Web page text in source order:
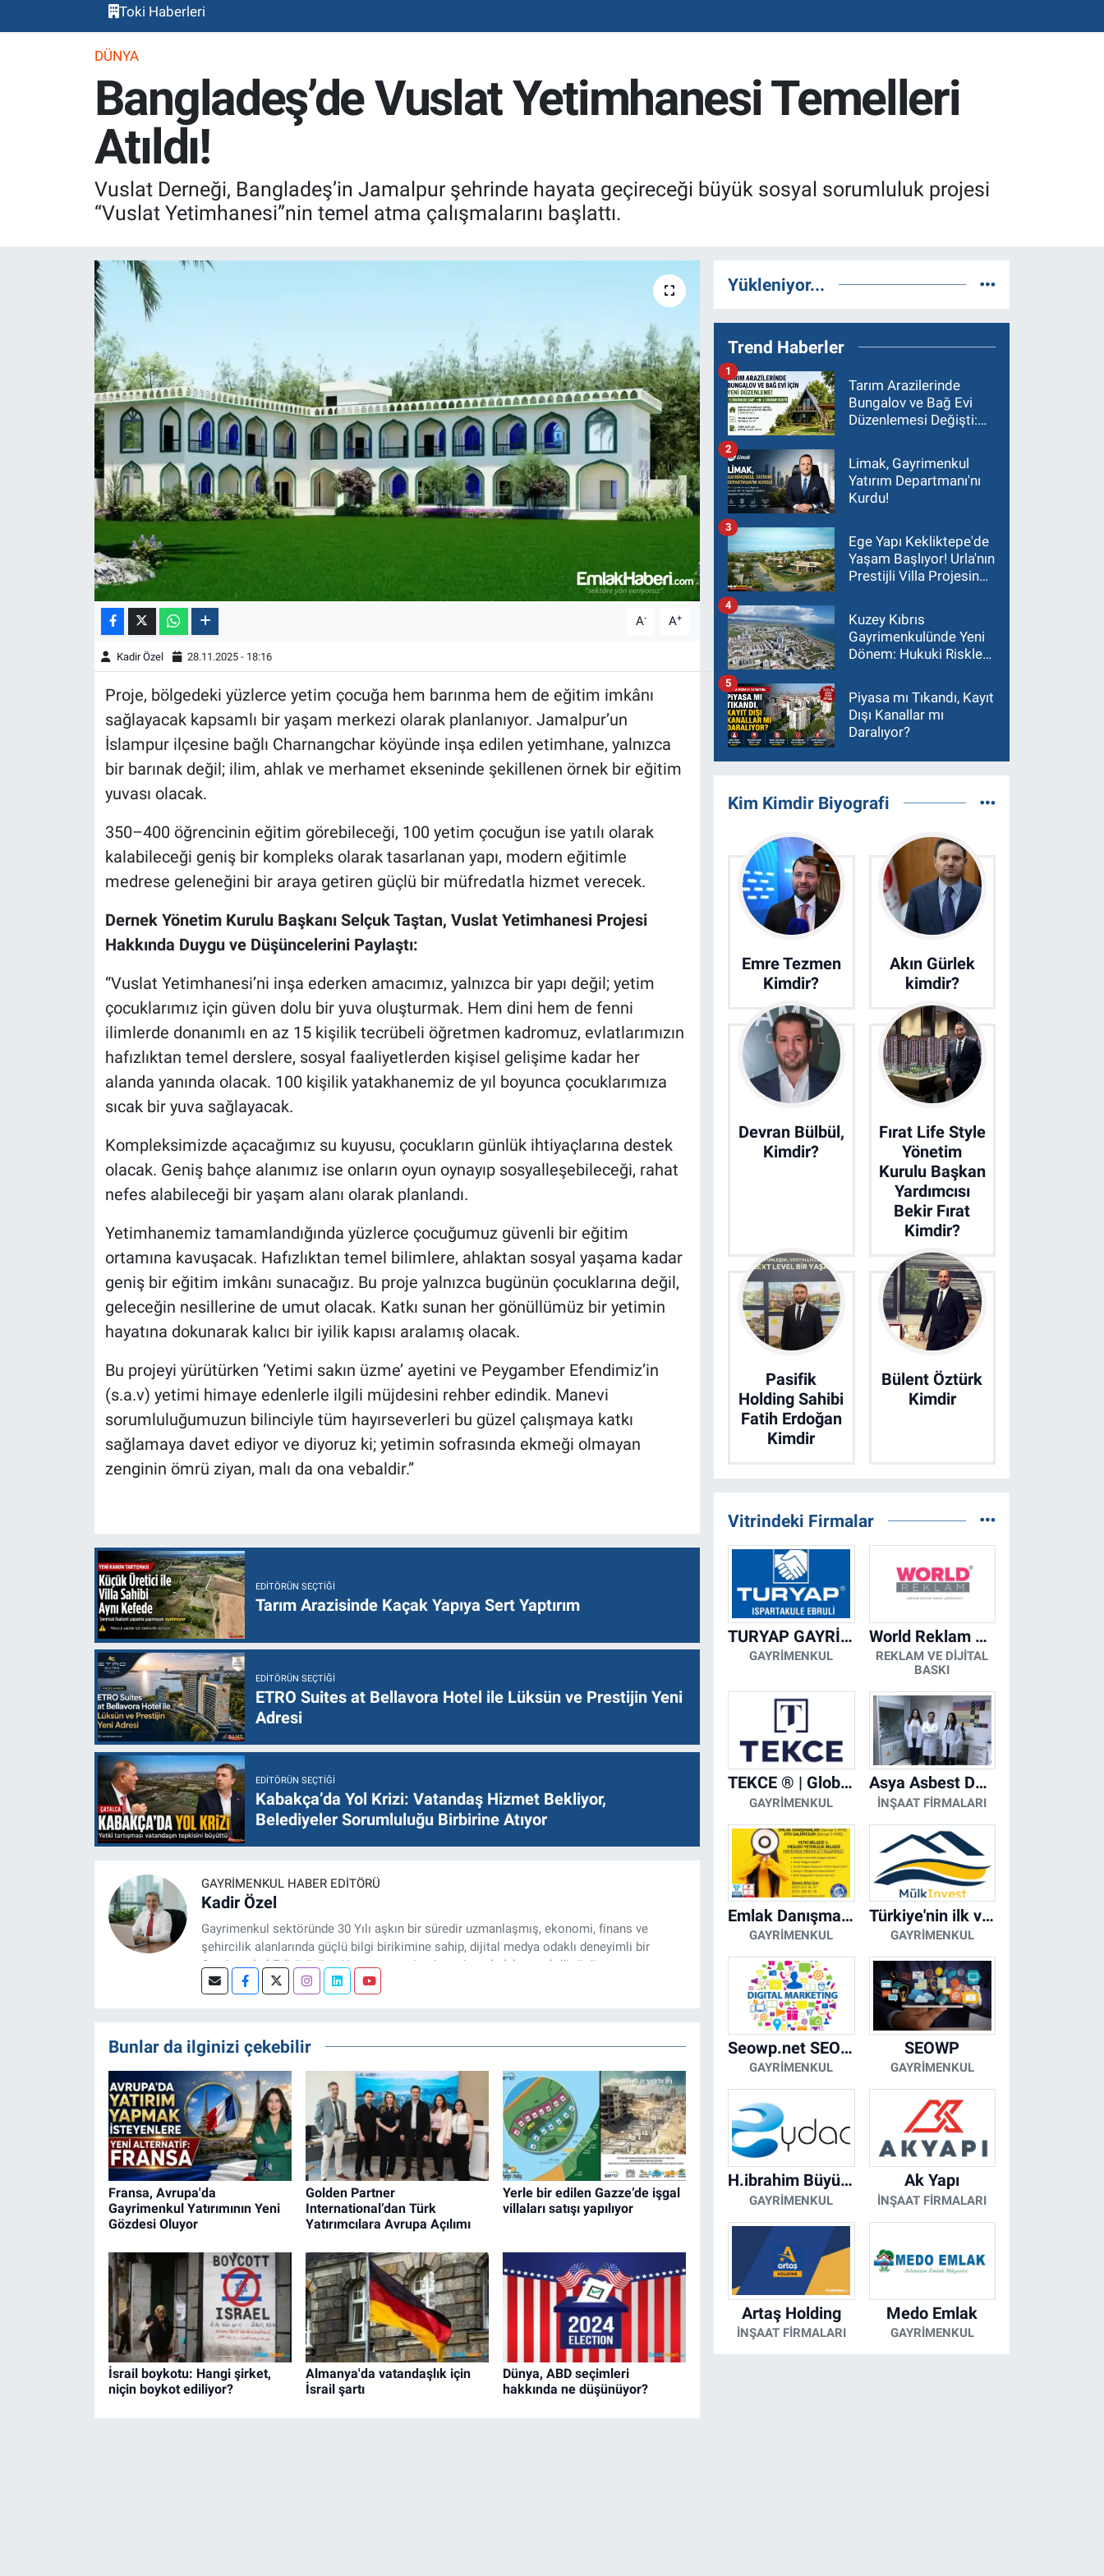
Toki Haberleri
DÜNYA
Bangladeş’de Vuslat Yetimhanesi Temelleri
Atıldı!
Vuslat Derneği, Bangladeş’in Jamalpur şehrinde hayata geçireceği büyük sosyal sorumluluk projesi
“Vuslat Yetimhanesi”nin temel atma çalışmalarını başlattı.
A- A+
Kadir Özel 28.11.2025 - 18:16
Proje, bölgedeki yüzlerce yetim çocuğa hem barınma hem de eğitim imkânı
sağlayacak kapsamlı bir yaşam merkezi olarak planlanıyor. Jamalpur’un
İslampur ilçesine bağlı Charnangchar köyünde inşa edilen yetimhane, yalnızca
bir barınak değil; ilim, ahlak ve merhamet ekseninde şekillenen örnek bir eğitim
yuvası olacak.
350–400 öğrencinin eğitim görebileceği, 100 yetim çocuğun ise yatılı olarak
kalabileceği geniş bir kompleks olarak tasarlanan yapı, modern eğitimle
medrese geleneğini bir araya getiren güçlü bir müfredatla hizmet verecek.
Dernek Yönetim Kurulu Başkanı Selçuk Taştan, Vuslat Yetimhanesi Projesi
Hakkında Duygu ve Düşüncelerini Paylaştı:
“Vuslat Yetimhanesi’ni inşa ederken amacımız, yalnızca bir yapı değil; yetim
çocuklarımız için güven dolu bir yuva oluşturmak. Hem dini hem de fenni
ilimlerde donanımlı en az 15 kişilik tecrübeli öğretmen kadromuz, evlatlarımızın
hafızlıktan temel derslere, sosyal faaliyetlerden kişisel gelişime kadar her
alanda yanında olacak. 100 kişilik yatakhanemiz de yıl boyunca çocuklarımıza
sıcak bir yuva sağlayacak.
Kompleksimizde açacağımız su kuyusu, çocukların günlük ihtiyaçlarına destek
olacak. Geniş bahçe alanımız ise onların oyun oynayıp sosyalleşebileceği, rahat
nefes alabileceği bir yaşam alanı olarak planlandı.
Yetimhanemiz tamamlandığında yüzlerce çocuğumuz güvenli bir eğitim
ortamına kavuşacak. Hafızlıktan temel bilimlere, ahlaktan sosyal yaşama kadar
geniş bir eğitim imkânı sunacağız. Bu proje yalnızca bugünün çocuklarına değil,
geleceğin nesillerine de umut olacak. Katkı sunan her gönüllümüz bir yetimin
hayatına dokunarak kalıcı bir iyilik kapısı aralamış olacak.
Bu projeyi yürütürken ‘Yetimi sakın üzme’ ayetini ve Peygamber Efendimiz’in
(s.a.v) yetimi himaye edenlerle ilgili müjdesini rehber edindik. Manevi
sorumluluğumuzun bilinciyle tüm hayırseverleri bu güzel çalışmaya katkı
sağlamaya davet ediyor ve diyoruz ki; yetimin sofrasında ekmeği olmayan
zenginin ömrü ziyan, malı da ona vebaldir.”
EDITÖRÜN SEÇTIĞI
Tarım Arazisinde Kaçak Yapıya Sert Yaptırım
EDITÖRÜN SEÇTIĞI
ETRO Suites at Bellavora Hotel ile Lüksün ve Prestijin Yeni
Adresi
EDITÖRÜN SEÇTIĞI
Kabakça’da Yol Krizi: Vatandaş Hizmet Bekliyor,
Belediyeler Sorumluluğu Birbirine Atıyor
GAYRIMENKUL HABER EDITÖRÜ
Kadir Özel
Gayrimenkul sektöründe 30 Yılı aşkın bir süredir uzmanlaşmış, ekonomi, finans ve
şehircilik alanlarında güçlü bilgi birikimine sahip, dijital medya odaklı deneyimli bir
Gayrimenkul Editörüyüm. Konut, arsa, ticari gayrimenkul, kentsel dönüşüm ve yatırım
projeleri üzerine haber, analiz ve özel dosyalar hazırlama konusunda yetkinim.
Bunlar da ilginizi çekebilir
Fransa, Avrupa'da
Gayrimenkul Yatırımının Yeni
Gözdesi Oluyor
Golden Partner
International’dan Türk
Yatırımcılara Avrupa Açılımı
Yerle bir edilen Gazze’de işgal
villaları satışı yapılıyor
İsrail boykotu: Hangi şirket,
niçin boykot ediliyor?
Almanya'da vatandaşlık için
İsrail şartı
Dünya, ABD seçimleri
hakkında ne düşünüyor?
Yükleniyor...
Trend Haberler
Tarım Arazilerinde
Bungalov ve Bağ Evi
Düzenlemesi Değişti:
Dönüme İndirildi
1
Limak, Gayrimenkul
Yatırım Departmanı'nı
Kurdu!
2
Ege Yapı Kekliktepe'de
Yaşam Başlıyor! Urla'nın
Prestijli Villa Projesinde
3
Kuzey Kıbrıs
Gayrimenkulünde Yeni
Dönem: Hukuki Riskler
Değiştiriyor
4
Piyasa mı Tıkandı, Kayıt
Dışı Kanallar mı
Daralıyor?
5
Kim Kimdir Biyografi
Emre Tezmen
Kimdir?
Akın Gürlek
kimdir?
Devran Bülbül,
Kimdir?
Fırat Life Style
Yönetim
Kurulu Başkan
Yardımcısı
Bekir Fırat
Kimdir?
Pasifik
Holding Sahibi
Fatih Erdoğan
Kimdir
Bülent Öztürk
Kimdir
Vitrindeki Firmalar
TURYAP GAYRİMENKUL DANIŞMANLIK HİZMETLERİ
GAYRIMENKUL
World Reklam Copy Center
REKLAM VE DIJITAL
BASKI
TEKCE ® | Global Gayrimenkul Şirketi
GAYRIMENKUL
Asya Asbest Danışmanlık - Asbest Söküm ve Asbest Raporu
İNŞAAT FIRMALARI
Emlak Danışmanı Seviye 5 Mesleki Yeterlilik Belgesi
GAYRIMENKUL
Türkiye'nin ilk ve tek yapay zeka destekli arsa ilan platformu
GAYRIMENKUL
Seowp.net SEO Hizmetleri
GAYRIMENKUL
SEOWP
GAYRIMENKUL
H.ibrahim Büyükacar
GAYRIMENKUL
Ak Yapı
İNŞAAT FIRMALARI
Artaş Holding
İNŞAAT FIRMALARI
Medo Emlak
GAYRIMENKUL